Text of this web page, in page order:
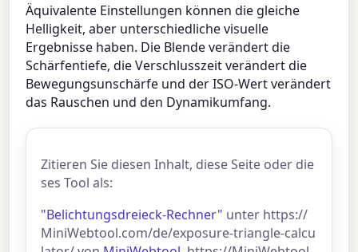
Äquivalente Einstellungen können die gleiche
Helligkeit, aber unterschiedliche visuelle
Ergebnisse haben. Die Blende verändert die
Schärfentiefe, die Verschlusszeit verändert die
Bewegungsunschärfe und der ISO-Wert verändert
das Rauschen und den Dynamikumfang.
Zitieren Sie diesen Inhalt, diese Seite oder die
ses Tool als:
"Belichtungsdreieck-Rechner" unter https://
MiniWebtool.com/de/exposure-triangle-calcu